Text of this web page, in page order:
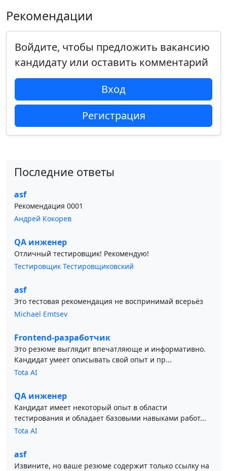
Рекомендации
Войдите, чтобы предложить вакансию
кандидату или оставить комментарий
Вход
Регистрация
Последние ответы
asf
Рекомендация 0001
Андрей Кокорев
QA инженер
Отличный тестировщик! Рекомендую!
Тестировщик Тестировщиковский
asf
Это тестовая рекомендация не воспринимай всерьёз
Michael Emtsev
Frontend-разработчик
Это резюме выглядит впечатляюще и информативно.
Кандидат умеет описывать свой опыт и пр...
Tota AI
QA инженер
Кандидат имеет некоторый опыт в области
тестирования и обладает базовыми навыками работ...
Tota AI
asf
Извините, но ваше резюме содержит только ссылку на